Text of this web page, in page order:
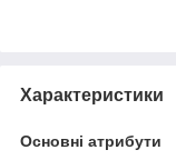
Характеристики
Основні атрибути